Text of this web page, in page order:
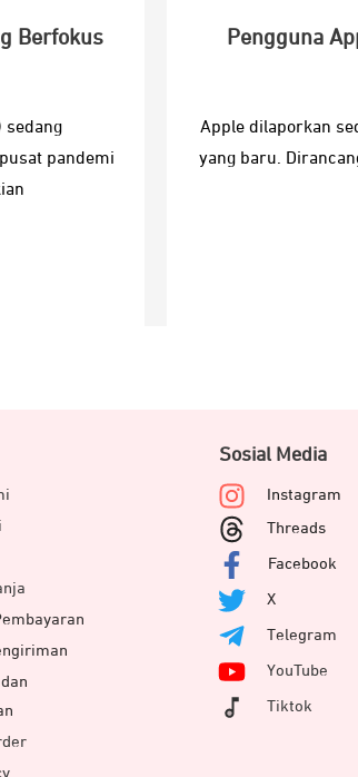
Berfokus
sedang
pandemi
Pengguna
Apple dilaporkan
yang baru.
Sosial Media
Instagram
Threads
Facebook
X
Telegram
YouTube
Tiktok